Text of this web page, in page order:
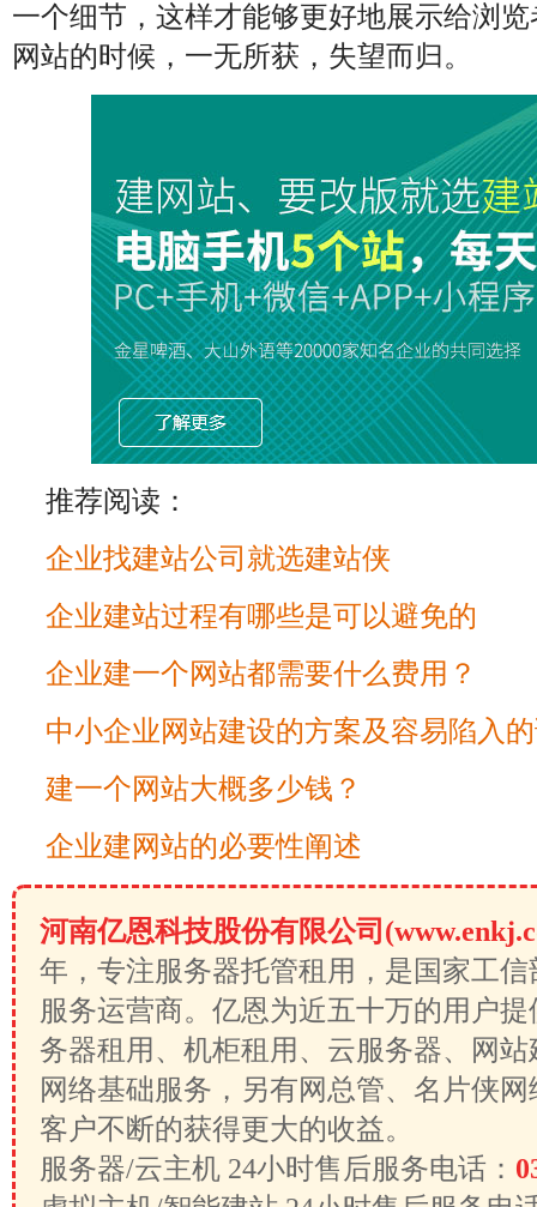
一个细节，这样才能够更好地展示给浏
网站的时候，一无所获，失望而归。
推荐阅读：
企业找建站公司就选建站侠
企业建站过程有哪些是可以避免的
企业建一个网站都需要什么费用？
中小企业网站建设的方案及容易陷入
建一个网站大概多少钱？
企业建网站的必要性阐述
河南亿恩科技股份有限公司
年，专注服务器托管租用，是国家工
服务运营商。亿恩为近五十万的用户
务器租用、机柜租用、云服务器、网
网络基础服务，另有网总管、名片侠
客户不断的获得更大的收益。
服务器/云主机 24小时售后服务电话：